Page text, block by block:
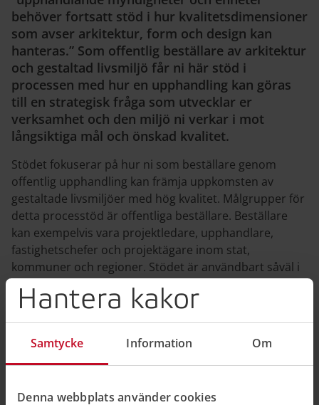
Hantera kakor
Samtycke Information Om
Denna webbplats använder cookies
behöver fortsatt stöd i hur kvalitetsdimensioner
som avser arkitektur, form och design kan
hanteras.” Som offentlig beställare av arkitektur
och gestaltad livsmiljö får ni här stöd i
processen med hur en upphandling kan göras
till en strategisk fråga som utvecklar er
verksamhet och den miljö ni verkar i mot
långsiktiga mål och önskad kvalitet.
Stödet fokuserar på hur ni som beställare genom
offentlig upphandling kan främja uppkomsten av
gestaltade livsmiljöer med hög kvalitet. Målgrupper för
detta processtöd är offentliga beställare. Beställare
kan exempelvis vara projektledare, upphandlare,
fastighetschefer och projektägare inom stat,
kommuner och regioner. Stödet är användbart såväl i
nybyggnadsprojekt som i befintlig gestaltad livsmiljö.
Boverket och Upphandlingsmyndigheten har tagit
beställare kan ställa krav på kvalitet inom olika
upphandlingsförfaranden. Myndigheternas
att använda sig av flera upphandlingsförfaranden samt